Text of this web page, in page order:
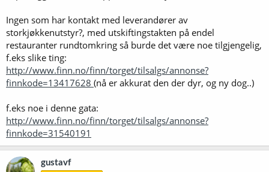
Ingen som har kontakt med leverandører av
storkjøkkenutstyr?, med utskiftingstakten på endel
restauranter rundtomkring så burde det være noe tilgjengelig,
f.eks slike ting:
http://www.finn.no/finn/torget/tilsalgs/annonse?
finnkode=13417628 (nå er akkurat den der dyr, og ny dog..)
f.eks noe i denne gata:
http://www.finn.no/finn/torget/tilsalgs/annonse?
finnkode=31540191
gustavf